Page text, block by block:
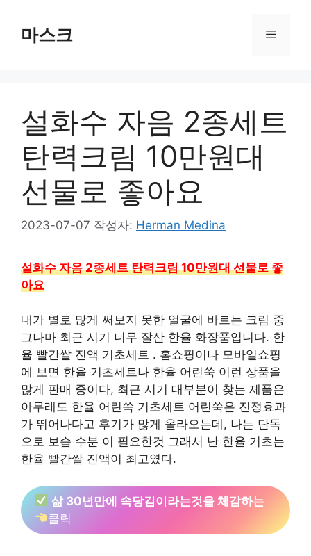
마스크 메
설화수 자음 2종세트
탄력크림 10만원대
선물로 좋아요
2023-07-07 작성자: Herman Medina
설화수 자음 2종세트 탄력크림 10만원대 선물로 좋
아요
내가 별로 많게 써보지 못한 얼굴에 바르는 크림 중
그나마 최근 시기 너무 잘산 한율 화장품입니다. 한
율 빨간쌀 진액 기초세트 . 홈쇼핑이나 모바일쇼핑
에 보면 한율 기초세트나 한율 어린쑥 이런 상품을
많게 판매 중이다, 최근 시기 대부분이 찾는 제품은
아무래도 한율 어린쑥 기초세트 어린쑥은 진정효과
가 뛰어나다고 후기가 많게 올라오는데, 나는 단독
으로 보습 수분 이 필요한것 그래서 난 한율 기초는
한율 빨간쌀 진액이 최고였다.
삶 30년만에 속당김이라는것을 체감하는
클릭